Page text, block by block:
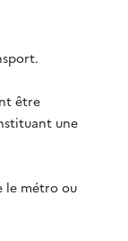
être
une
le métro ou